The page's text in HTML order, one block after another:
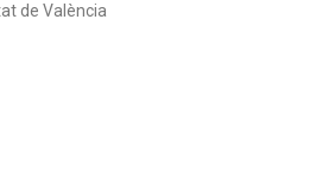
de València